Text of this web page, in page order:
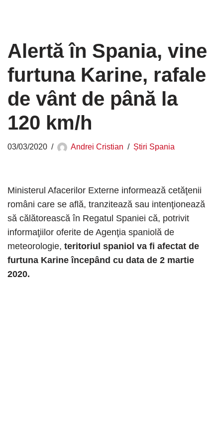
Alertă în Spania, vine
furtuna Karine, rafale
de vânt de până la
120 km/h
03/03/2020 Andrei Cristian Știri Spania
Ministerul Afacerilor Externe informează cetăţenii
români care se află, tranzitează sau intenţionează
să călătorească în Regatul Spaniei că, potrivit
informaţiilor oferite de Agenţia spaniolă de
meteorologie, teritoriul spaniol va fi afectat de
furtuna Karine începând cu data de 2 martie
2020.